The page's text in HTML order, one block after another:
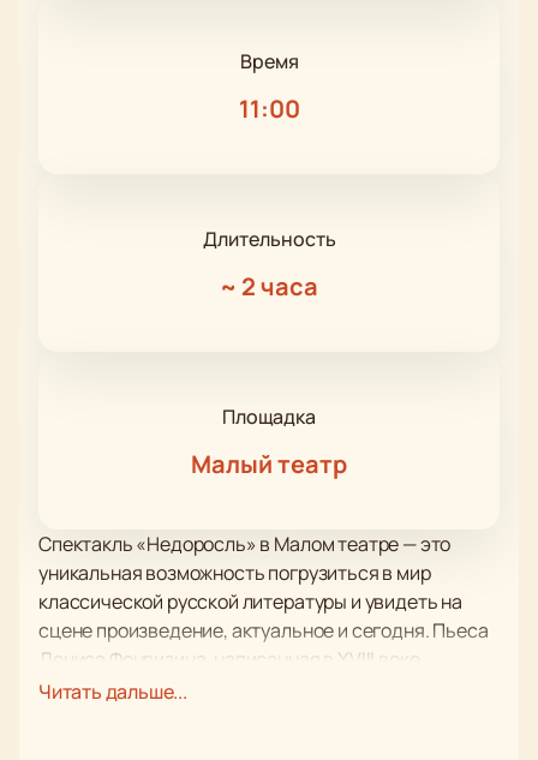
Время
11:00
Длительность
~ 2 часа
Площадка
Малый театр
Спектакль «Недоросль» в Малом театре — это
уникальная возможность погрузиться в мир
классической русской литературы и увидеть на
сцене произведение, актуальное и сегодня. Пьеса
Дениса Фонвизина, написанная в XVIII веке,
поднимает вечные темы воспитания,
Читать дальше...